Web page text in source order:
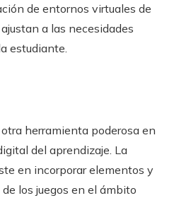
de entornos virtuales de
a las necesidades
estudiante.
herramienta poderosa en
del aprendizaje. La
en incorporar elementos y
los juegos en el ámbito